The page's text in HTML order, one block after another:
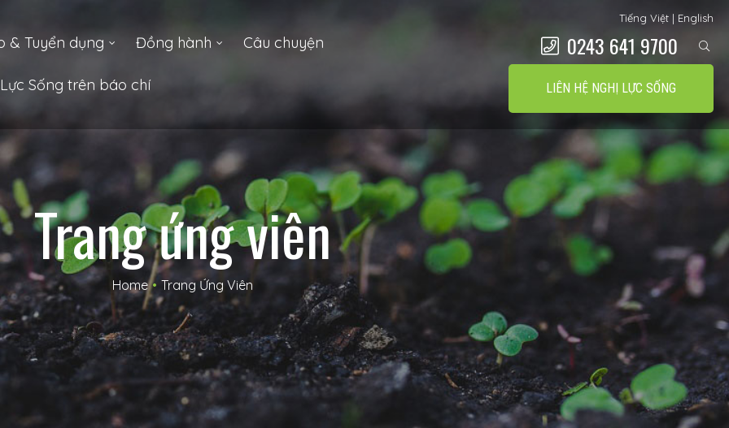
& Tuyển dụng Đồng hành Câu chuyện
Sống trên báo chí
Tiếng Việt | English
0243 641 9700
LIÊN HỆ NGHỊ LỰC SỐNG
Trang ứng viên
Home • Trang Ứng Viên